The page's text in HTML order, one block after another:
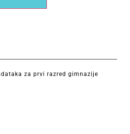
za prvi razred gimnazije